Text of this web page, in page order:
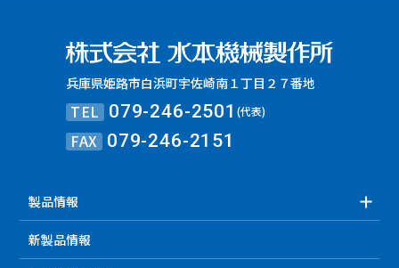
兵庫県姫路市白浜町宇佐崎南１丁目２７番地
TEL 079-246-2501(代表)
FAX 079-246-2151
製品情報
新製品情報